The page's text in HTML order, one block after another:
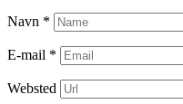
Navn *
E-mail *
Websted